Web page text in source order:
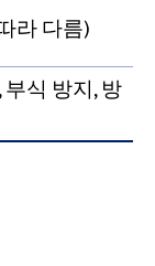
라 다름)
식 방지, 방